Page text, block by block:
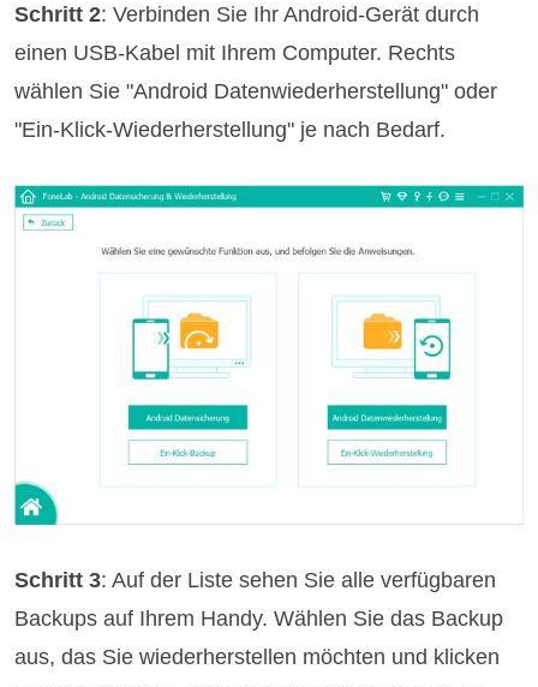
Schritt 2: Verbinden Sie Ihr Android-Gerät durch
einen USB-Kabel mit Ihrem Computer. Rechts
wählen Sie "Android Datenwiederherstellung" oder
"Ein-Klick-Wiederherstellung" je nach Bedarf.
Schritt 3: Auf der Liste sehen Sie alle verfügbaren
Backups auf Ihrem Handy. Wählen Sie das Backup
aus, das Sie wiederherstellen möchten und klicken